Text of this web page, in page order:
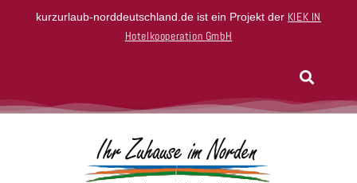
kurzurlaub-norddeutschland.de ist ein Projekt der KIEK IN
Hotelkooperation GmbH